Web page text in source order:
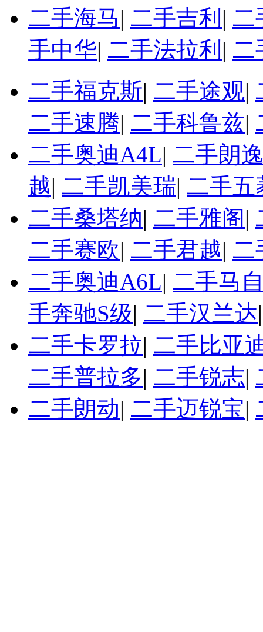
二手海马| 二手吉利 | 二
手中华| 二手法拉利 | 二
二手福克斯| 二手途观|
二手速腾| 二手科鲁兹|
二手奥迪A4L| 二手朗
越| 二手凯美瑞| 二手五
二手桑塔纳| 二手雅阁|
二手赛欧| 二手君越| 二
二手奥迪A6L| 二手马
手奔驰S级| 二手汉兰达
二手卡罗拉| 二手比亚
二手普拉多| 二手锐志|
二手朗动| 二手迈锐宝|